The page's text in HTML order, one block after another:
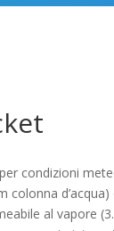
condizioni
colonna
al vapore